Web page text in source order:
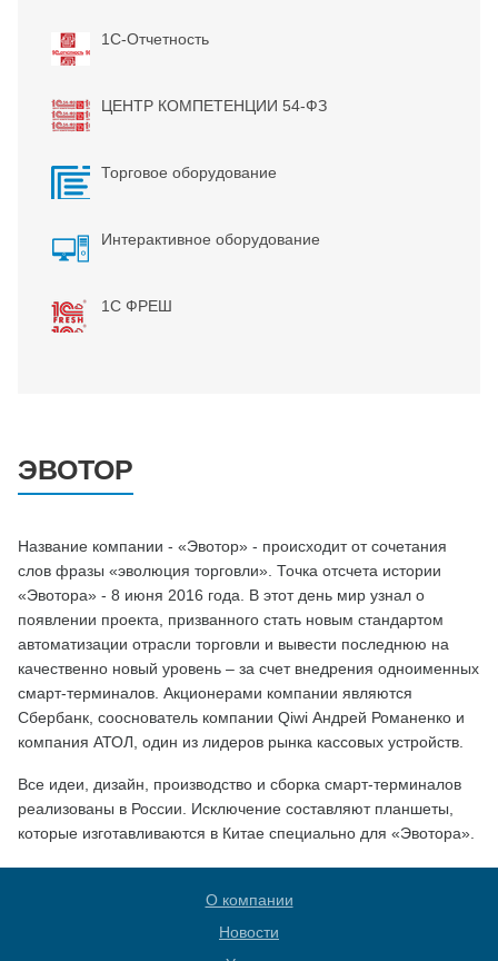
1С-Отчетность
ЦЕНТР КОМПЕТЕНЦИИ 54-ФЗ
Торговое оборудование
Интерактивное оборудование
1С ФРЕШ
ЭВОТОР
Название компании - «Эвотор» - происходит от сочетания
слов фразы «эволюция торговли». Точка отсчета истории
«Эвотора» - 8 июня 2016 года. В этот день мир узнал о
появлении проекта, призванного стать новым стандартом
автоматизации отрасли торговли и вывести последнюю на
качественно новый уровень – за счет внедрения одноименных
смарт-терминалов. Акционерами компании являются
Сбербанк, сооснователь компании Qiwi Андрей Романенко и
компания АТОЛ, один из лидеров рынка кассовых устройств.
Все идеи, дизайн, производство и сборка смарт-терминалов
реализованы в России. Исключение составляют планшеты,
которые изготавливаются в Китае специально для «Эвотора».
О компании
Новости